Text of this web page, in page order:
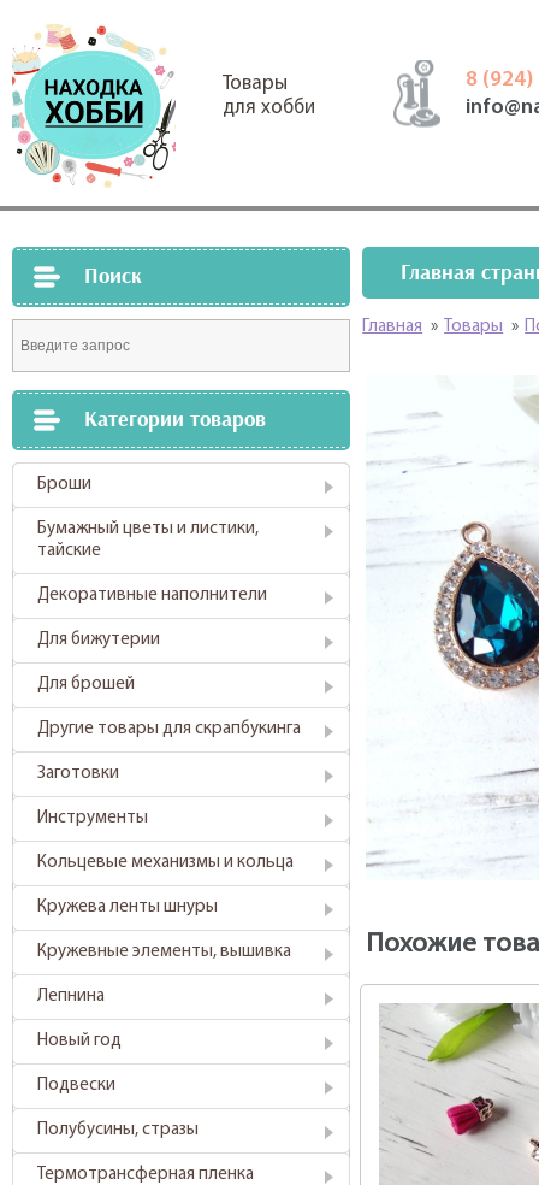
Товары
для хобби
8 (924)
Поиск
Категории товаров
Броши
Бумажный цветы и листики,
тайские
Декоративные наполнители
Для бижутерии
Для брошей
Другие товары для скрапбукинга
Заготовки
Инструменты
Кольцевые механизмы и кольца
Кружева ленты шнуры
Кружевные элементы, вышивка
Лепнина
Новый год
Подвески
Полубусины, стразы
Термотрансферная пленка
Главная
Главная » Товары »
Похожие